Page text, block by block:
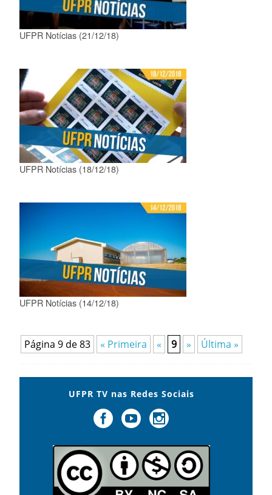
UFPR Notícias (21/12/18)
UFPR Notícias (18/12/18)
UFPR Notícias (14/12/18)
Página 9 de 83 « Primeira « 9 » Última »
UFPR TV nas Redes Sociais